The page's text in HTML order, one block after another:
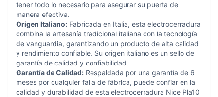
tener todo lo necesario para asegurar su puerta de
manera efectiva.
Origen Italiano: Fabricada en Italia, esta electrocerradura
combina la artesanía tradicional italiana con la tecnología
de vanguardia, garantizando un producto de alta calidad
y rendimiento confiable. Su origen italiano es un sello de
garantía de calidad y confiabilidad.
Garantía de Calidad: Respaldada por una garantía de 6
meses por cualquier falla de fábrica, puede confiar en la
calidad y durabilidad de esta electrocerradura Nice Pla10